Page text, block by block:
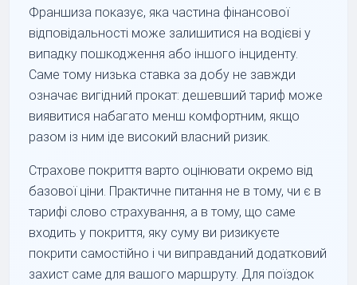
Франшиза показує, яка частина фінансової
відповідальності може залишитися на водієві у
випадку пошкодження або іншого інциденту.
Саме тому низька ставка за добу не завжди
означає вигідний прокат: дешевший тариф може
виявитися набагато менш комфортним, якщо
разом із ним іде високий власний ризик.
Страхове покриття варто оцінювати окремо від
базової ціни. Практичне питання не в тому, чи є в
тарифі слово страхування, а в тому, що саме
входить у покриття, яку суму ви ризикуєте
покрити самостійно і чи виправданий додатковий
захист саме для вашого маршруту. Для поїздок